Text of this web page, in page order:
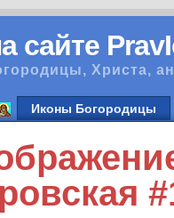
сайте
Христа,
Иконы Богородицы